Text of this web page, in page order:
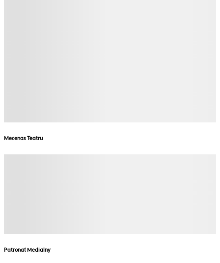
Mecenas Teatru
Patronat Medialny